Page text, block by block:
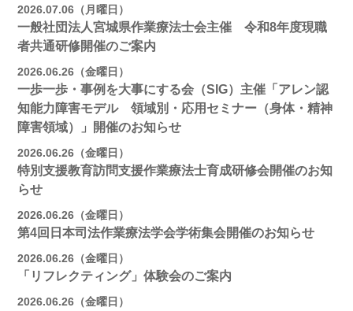
2026.07.06（月曜日）
一般社団法人宮城県作業療法士会主催 令和8年度現職
者共通研修開催のご案内
2026.06.26（金曜日）
一歩一歩・事例を大事にする会（SIG）主催「アレン認
知能力障害モデル 領域別・応用セミナー（身体・精神
障害領域）」開催のお知らせ
2026.06.26（金曜日）
特別支援教育訪問支援作業療法士育成研修会開催のお知
らせ
2026.06.26（金曜日）
第4回日本司法作業療法学会学術集会開催のお知らせ
2026.06.26（金曜日）
「リフレクティング」体験会のご案内
2026.06.26（金曜日）